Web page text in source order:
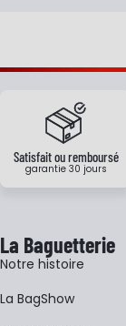
Satisfait ou remboursé
garantie 30 jours
La Baguetterie
Notre histoire
La BagShow